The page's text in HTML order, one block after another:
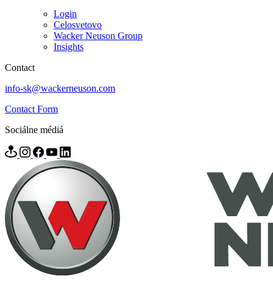
Login
Celosvetovo
Wacker Neuson Group
Insights
Contact
info-sk@wackerneuson.com
Contact Form
Sociálne médiá